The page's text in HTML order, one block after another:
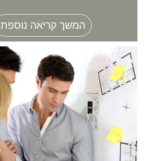
המשך קריאה נוספת